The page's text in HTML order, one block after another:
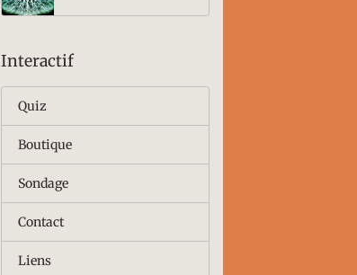
Interactif
Quiz
Boutique
Sondage
Contact
Liens